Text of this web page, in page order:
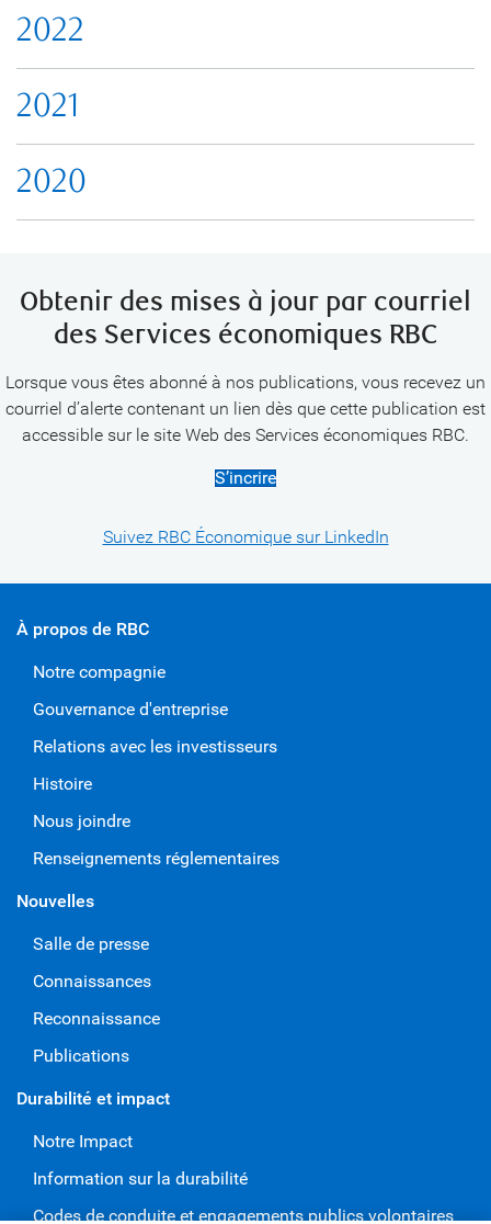
2022
2021
2020
Obtenir des mises à jour par courriel
des Services économiques RBC
Lorsque vous êtes abonné à nos publications, vous recevez un
courriel d’alerte contenant un lien dès que cette publication est
accessible sur le site Web des Services économiques RBC.
S’incrire
Suivez RBC Économique sur LinkedIn
À propos de RBC
Notre compagnie
Gouvernance d'entreprise
Relations avec les investisseurs
Histoire
Nous joindre
Renseignements réglementaires
Nouvelles
Salle de presse
Connaissances
Reconnaissance
Publications
Durabilité et impact
Notre Impact
Information sur la durabilité
Codes de conduite et engagements publics volontaires